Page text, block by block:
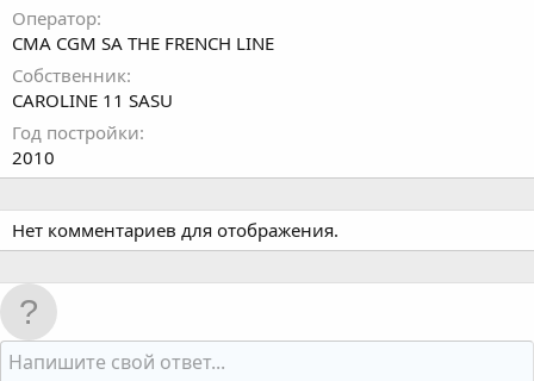
Оператор
CMA CGM SA THE FRENCH LINE
Собственник
CAROLINE 11 SASU
Год постройки
2010
Нет комментариев для отображения.